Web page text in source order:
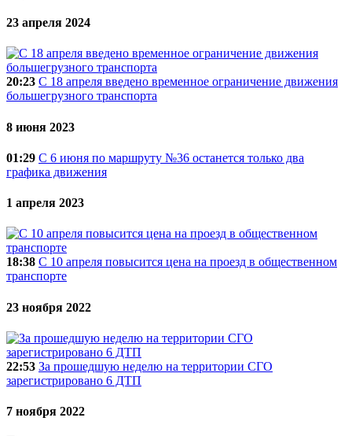
23 апреля 2024
20:23 C 18 апреля введено временное ограничение движения
большегрузного транспорта
8 июня 2023
01:29 С 6 июня по маршруту №36 останется только два
графика движения
1 апреля 2023
18:38 С 10 апреля повысится цена на проезд в общественном
транспорте
23 ноября 2022
22:53 За прошедшую неделю на территории СГО
зарегистрировано 6 ДТП
7 ноября 2022